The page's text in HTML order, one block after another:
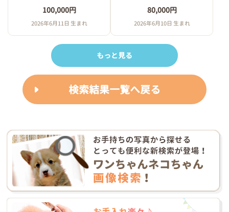
100,000円
2026年6月11日 生まれ
80,000円
2026年6月10日 生まれ
もっと見る
検索結果一覧へ戻る